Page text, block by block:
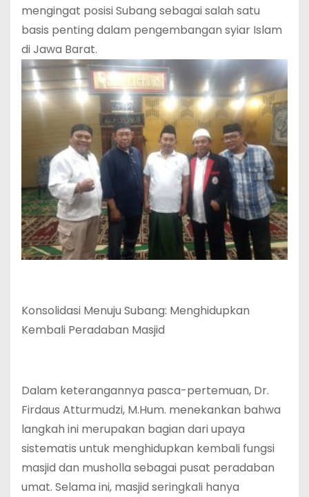
mengingat posisi Subang sebagai salah satu
basis penting dalam pengembangan syiar Islam
di Jawa Barat.
Konsolidasi Menuju Subang: Menghidupkan
Kembali Peradaban Masjid
Dalam keterangannya pasca-pertemuan, Dr.
Firdaus Atturmudzi, M.Hum. menekankan bahwa
langkah ini merupakan bagian dari upaya
sistematis untuk menghidupkan kembali fungsi
masjid dan musholla sebagai pusat peradaban
umat. Selama ini, masjid seringkali hanya